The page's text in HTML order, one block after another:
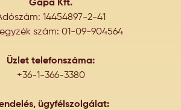
Gápa Kft.
14454897-2-41
szám: 01-09-904564
Üzlet telefonszáma:
+36-1-366-3380
ügyfélszolgálat: